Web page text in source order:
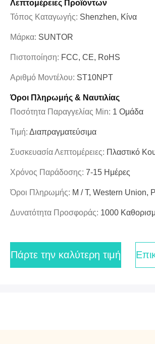
Λεπτομέρειες Προϊόντων
Τόπος Καταγωγής: Shenzhen, Κίνα
Μάρκα: SUNTOR
Πιστοποίηση: FCC, CE, RoHS
Αριθμό Μοντέλου: ST10NPT
Όροι Πληρωμής & Ναυτιλίας
Ποσότητα Παραγγελίας Min: 1 Ομάδα
Τιμή: Διαπραγματεύσιμα
Συσκευασία Λεπτομέρειες: Πλαστικό
Χρόνος Παράδοσης: 7-15 Ημέρες
Όροι Πληρωμής: Μ / Τ, Western Union,
Δυνατότητα Προσφοράς: 1000
Πάρτε την καλύτερη τιμή